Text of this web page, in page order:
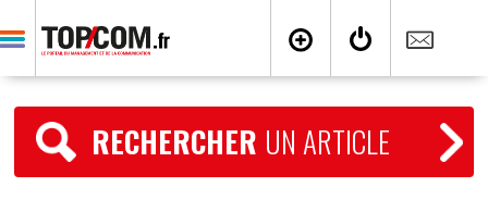
RECHERCHER UN ARTICLE